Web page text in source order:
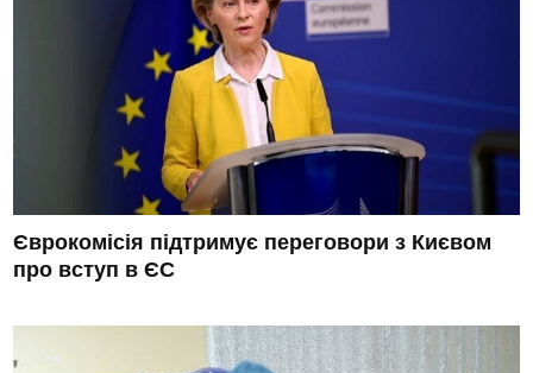
Єврокомісія підтримує переговори з Києвом
про вступ в ЄС